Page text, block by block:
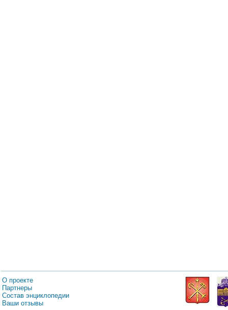
О проекте
Партнеры
Состав энциклопедии
Ваши отзывы